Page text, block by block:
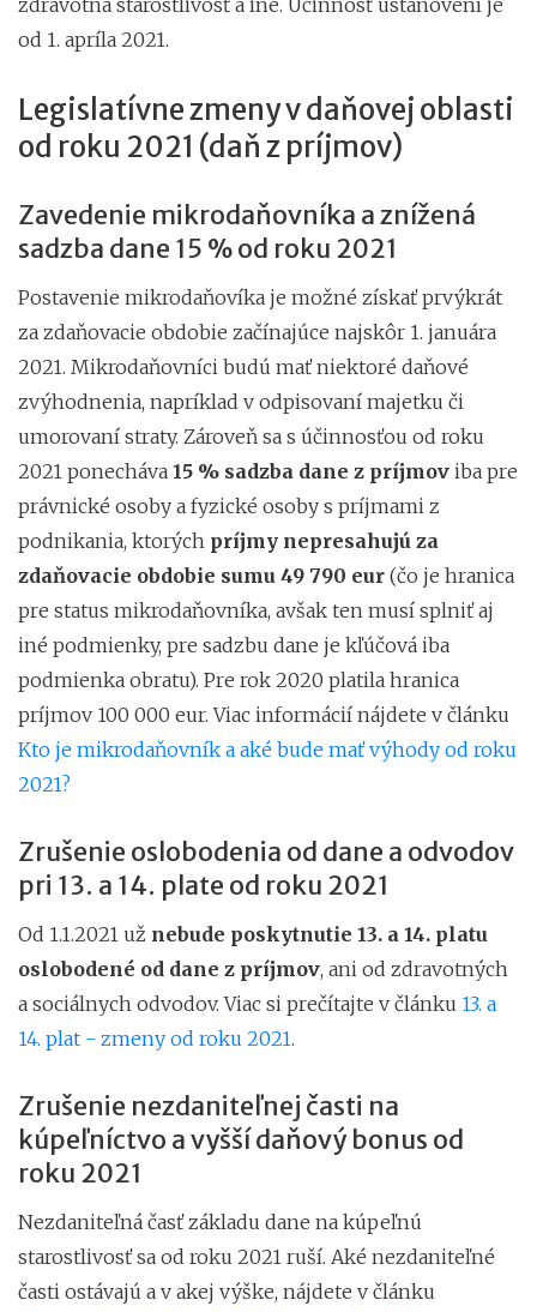
od 1. apríla 2021.
Legislatívne zmeny v daňovej oblasti
od roku 2021 (daň z príjmov)
Zavedenie mikrodaňovníka a znížená
sadzba dane 15 % od roku 2021
Postavenie mikrodaňovíka je možné získať prvýkrát
za zdaňovacie obdobie začínajúce najskôr 1. januára
2021. Mikrodaňovníci budú mať niektoré daňové
zvýhodnenia, napríklad v odpisovaní majetku či
umorovaní straty. Zároveň sa s účinnosťou od roku
2021 ponecháva 15 % sadzba dane z príjmov iba pre
právnické osoby a fyzické osoby s príjmami z
podnikania, ktorých príjmy nepresahujú za
zdaňovacie obdobie sumu 49 790 eur (čo je hranica
pre status mikrodaňovníka, avšak ten musí splniť aj
iné podmienky, pre sadzbu dane je kľúčová iba
podmienka obratu). Pre rok 2020 platila hranica
príjmov 100 000 eur. Viac informácií nájdete v článku
Kto je mikrodaňovník a aké bude mať výhody od roku
2021?
Zrušenie oslobodenia od dane a odvodov
pri 13. a 14. plate od roku 2021
Od 1.1.2021 už nebude poskytnutie 13. a 14. platu
oslobodené od dane z príjmov, ani od zdravotných
a sociálnych odvodov. Viac si prečítajte v článku 13. a
14. plat - zmeny od roku 2021.
Zrušenie nezdaniteľnej časti na
kúpeľníctvo a vyšší daňový bonus od
roku 2021
Nezdaniteľná časť základu dane na kúpeľnú
starostlivosť sa od roku 2021 ruší. Aké nezdaniteľné
časti ostávajú a v akej výške, nájdete v článku